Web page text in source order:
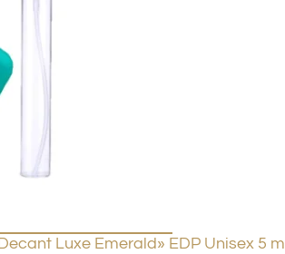
Luxe Emerald» EDP Unisex 5 ml